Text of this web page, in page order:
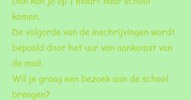
komen.
De volgorde van de inschrijvingen wordt
bepaald door het uur van aankomst van
de mail.
Wil je graag een bezoek aan de school
brengen?